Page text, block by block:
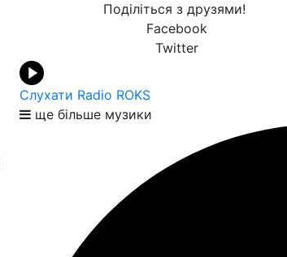
Поділіться з друзями!
Facebook
Twitter
Слухати Radio ROKS
ще більше музики